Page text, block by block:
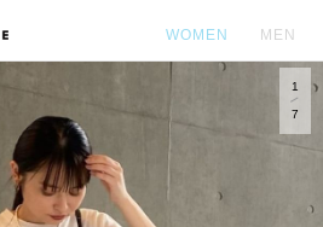
WOMEN MEN
1
7